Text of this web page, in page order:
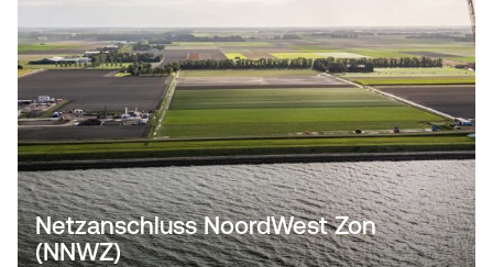
Netzanschluss NoordWest Zon
(NNWZ)